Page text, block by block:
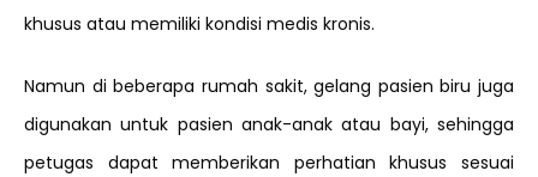
khusus atau memiliki kondisi medis kronis.
Namun di beberapa rumah sakit, gelang pasien biru juga
digunakan untuk pasien anak-anak atau bayi, sehingga
petugas dapat memberikan perhatian khusus sesuai